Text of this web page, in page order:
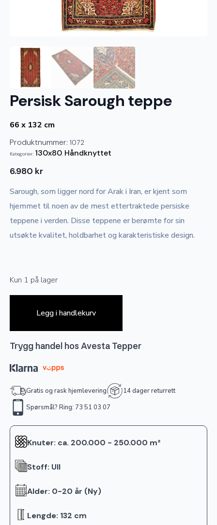
Persisk Sarough teppe
66 x 132 cm
Produktnummer: 1072
Kategorier: 130x80, Håndknyttet
6.980 kr
Sarough, som ligger nord for Arak i Iran, er kjent som
hjemmet til noen av de mest ettertraktede persiske
teppene i verden. Disse teppene er berømte for sin
utsøkte kvalitet, holdbarhet og karakteristiske design.
Kun 1 på lager
Legg i handlekurv
Trygg handel hos Avesta Tepper
Gratis og rask hjemlevering
14 dager returrett
Spørsmål? Ring: 73 51 03 07
Knuter: ca. 200.000 - 250.000 m²
Stoff: Ull
Alder: 0-20 år (Ny)
Lengde: 132 cm